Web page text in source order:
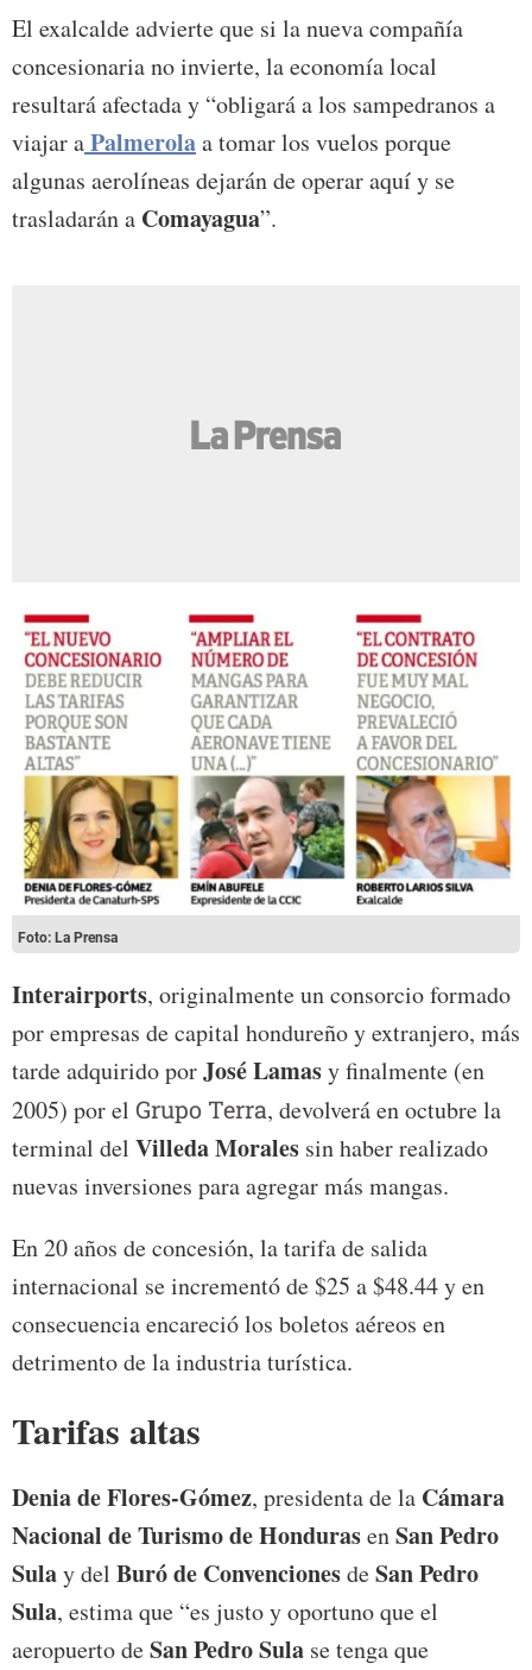
El exalcalde advierte que si la nueva compañía
concesionaria no invierte, la economía local
resultará afectada y “obligará a los sampedranos a
viajar aPalmerolaa tomar los vuelos porque
algunas aerolíneas dejarán de operar aquí y se
trasladarán a Comayagua”.
Foto: La Prensa
Interairports, originalmente un consorcio formado
por empresas de capital hondureño y extranjero, más
tarde adquirido porJosé Lamasy finalmente (en
2005) por el Grupo Terra, devolverá en octubre la
terminal del Villeda Morales sin haber realizado
nuevas inversiones para agregar más mangas.
En 20 años de concesión, la tarifa de salida
internacional se incrementó de $25 a $48.44 y en
consecuencia encareció los boletos aéreos en
detrimento de la industria turística.
Tarifas altas
Denia de Flores-Gómez, presidenta de la Cámara
Nacional de Turismo de HondurasenSan Pedro
Sulay del Buró de ConvencionesdeSan Pedro
Sula, estima que “es justo y oportuno que el
aeropuerto deSan Pedro Sula se tenga que